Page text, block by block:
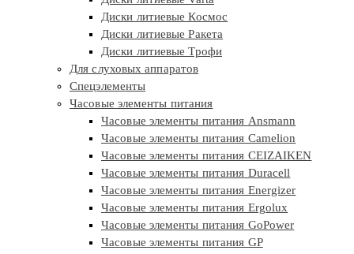
Диски литиевые Космос
Диски литиевые Ракета
Диски литиевые Трофи
Для слуховых аппаратов
Спецэлементы
Часовые элементы питания
Часовые элементы питания Ansmann
Часовые элементы питания Camelion
Часовые элементы питания CEIZAIKEN
Часовые элементы питания Duracell
Часовые элементы питания Energizer
Часовые элементы питания Ergolux
Часовые элементы питания GoPower
Часовые элементы питания GP